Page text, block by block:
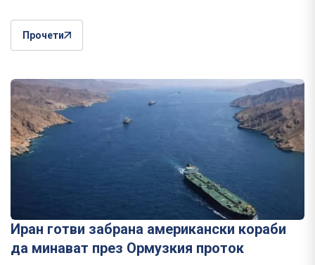
Прочети
Иран готви забрана американски кораби
да минават през Ормузкия проток